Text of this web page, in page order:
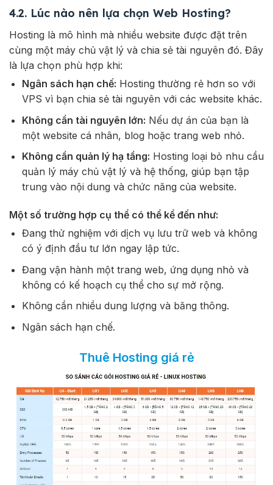
4.2. Lúc nào nên lựa chọn Web Hosting?
Hosting là mô hình mà nhiều website được đặt trên
cùng một máy chủ vật lý và chia sẻ tài nguyên đó. Đây
là lựa chọn phù hợp khi:
Ngân sách hạn chế: Hosting thường rẻ hơn so với
VPS vì bạn chia sẻ tài nguyên với các website khác.
Không cần tài nguyên lớn: Nếu dự án của bạn là
một website cá nhân, blog hoặc trang web nhỏ.
Không cần quản lý hạ tầng: Hosting loại bỏ nhu cầu
quản lý máy chủ vật lý và hệ thống, giúp bạn tập
trung vào nội dung và chức năng của website.
Một số trường hợp cụ thể có thể kể đến như:
Đang thử nghiệm với dịch vụ lưu trữ web và không
có ý định đầu tư lớn ngay lập tức.
Đang vận hành một trang web, ứng dụng nhỏ và
không có kế hoạch cụ thể cho sự mở rộng.
Không cần nhiều dung lượng và băng thông.
Ngân sách hạn chế.
Thuê Hosting giá rẻ